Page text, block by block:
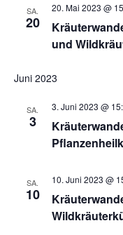
SA.
20
und
20. Mai 2023 @
Juni 2023
SA.
3
3. Juni 2023 @
SA.
10
10. Juni 2023 @